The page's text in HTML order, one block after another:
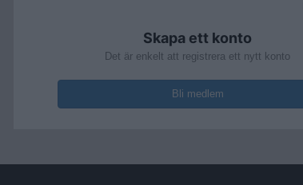
Skapa ett konto
Det är enkelt att registrera ett nytt konto
Bli medlem